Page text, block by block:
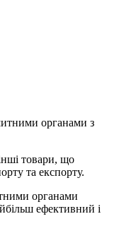
органами з
товари, що
та експорту.
органами
ефективний і